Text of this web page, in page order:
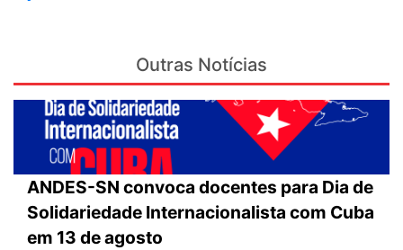
Outras Notícias
ANDES-SN convoca docentes para Dia de
Solidariedade Internacionalista com Cuba
em 13 de agosto